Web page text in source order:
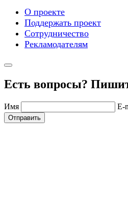
О проекте
Поддержать проект
Сотрудничество
Рекламодателям
Есть вопросы?
Имя E-